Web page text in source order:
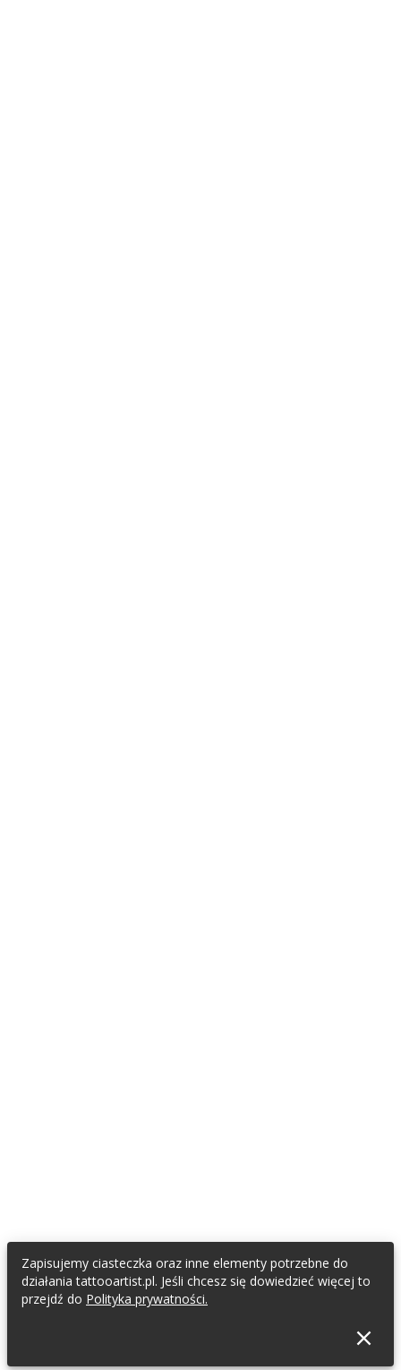
Zapisujemy ciasteczka oraz inne elementy potrzebne do
działania tattooartist.pl. Jeśli chcesz się dowiedzieć więcej to
przejdź do Polityka prywatności.